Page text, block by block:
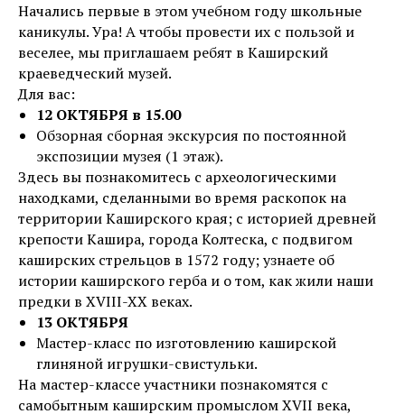
Начались первые в этом учебном году школьные
каникулы. Ура! А чтобы провести их с пользой и
веселее, мы приглашаем ребят в Каширский
краеведческий музей.
Для вас:
12 ОКТЯБРЯ в 15.00
Обзорная сборная экскурсия по постоянной
экспозиции музея (1 этаж).
Здесь вы познакомитесь с археологическими
находками, сделанными во время раскопок на
территории Каширского края; с историей древней
крепости Кашира, города Колтеска, с подвигом
каширских стрельцов в 1572 году; узнаете об
истории каширского герба и о том, как жили наши
предки в XVIII-XX веках.
13 ОКТЯБРЯ
Мастер-класс по изготовлению каширской
глиняной игрушки-свистульки.
На мастер-классе участники познакомятся с
самобытным каширским промыслом XVII века,